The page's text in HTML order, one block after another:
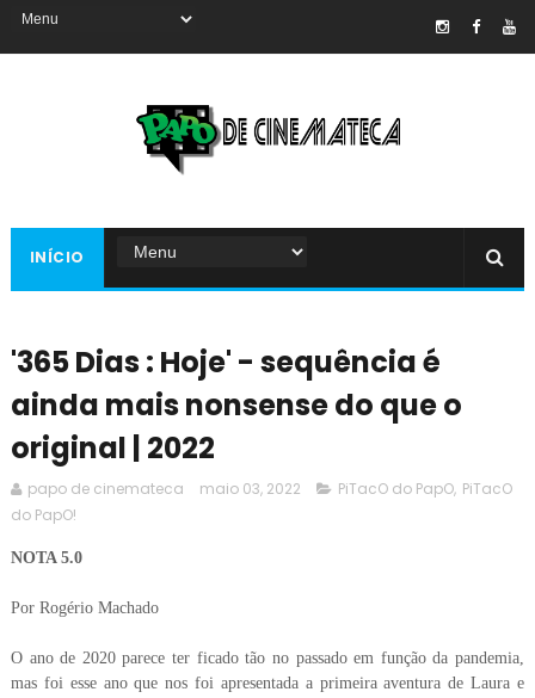
INÍCIO
'365 Dias : Hoje' - sequência é
ainda mais nonsense do que o
original | 2022
papo de cinemateca maio 03, 2022 PiTacO do PapO, PiTacO
do PapO!
NOTA 5.0
Por Rogério Machado
O ano de 2020 parece ter ficado tão no passado em função da pandemia,
mas foi esse ano que nos foi apresentada a primeira aventura de Laura e